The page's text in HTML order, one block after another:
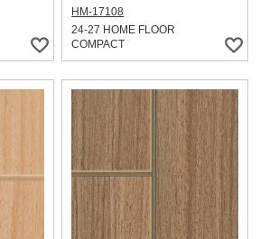
HM-17108
24-27 HOME FLOOR
COMPACT